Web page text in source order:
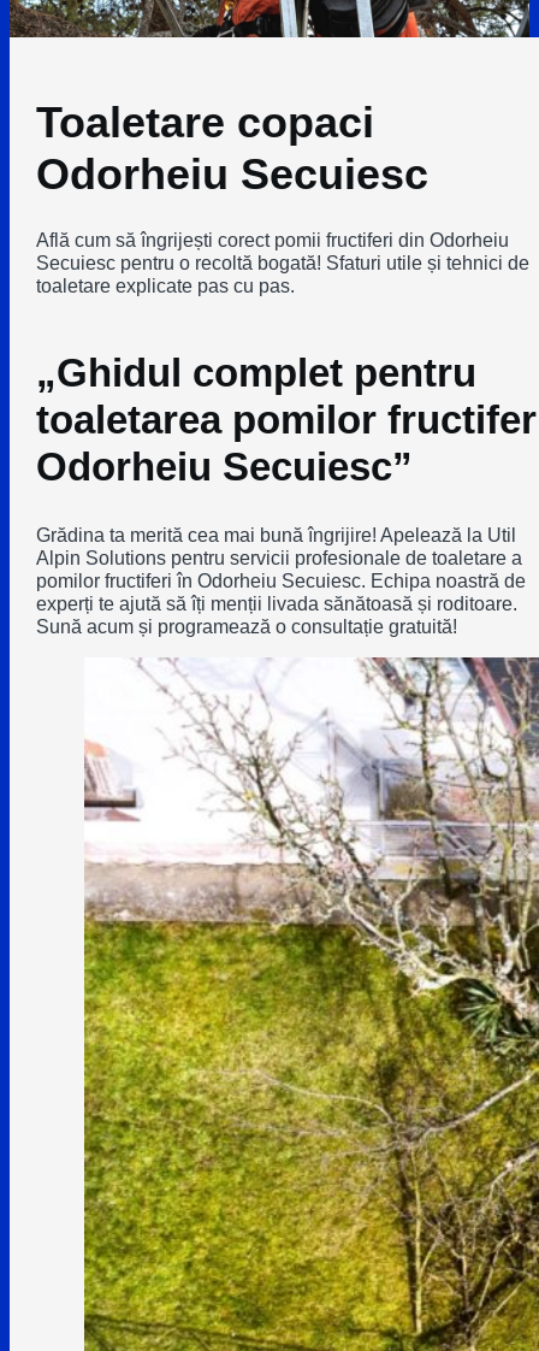
Toaletare copaci
Odorheiu Secuiesc
Află cum să îngrijești corect pomii fructiferi din Odorheiu
Secuiesc pentru o recoltă bogată! Sfaturi utile și tehnici de
toaletare explicate pas cu pas.
„Ghidul complet pentru
toaletarea pomilor
Odorheiu Secuiesc”
Grădina ta merită cea mai bună îngrijire! Apelează la Util
Alpin Solutions pentru servicii profesionale de toaletare a
pomilor fructiferi în Odorheiu Secuiesc. Echipa noastră de
experți te ajută să îți menții livada sănătoasă și roditoare.
Sună acum și programează o consultație gratuită!